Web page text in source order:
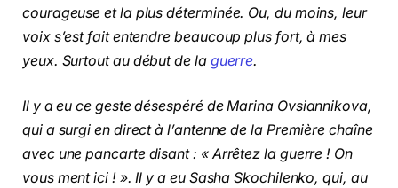
courageuse et la plus déterminée. Ou, du moins, leur
voix s’est fait entendre beaucoup plus fort, à mes
yeux. Surtout au début de la guerre.
Il y a eu ce geste désespéré de Marina Ovsiannikova,
qui a surgi en direct à l’antenne de la Première chaîne
avec une pancarte disant : « Arrêtez la guerre ! On
vous ment ici ! ». Il y a eu Sasha Skochilenko, qui, au